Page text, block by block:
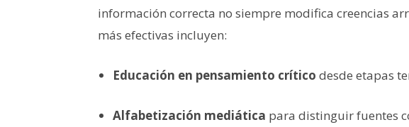
información correcta no siempre modifica creencias
más efectivas incluyen:
Educación en pensamiento crítico desde etapas
Alfabetización mediática para distinguir fuentes